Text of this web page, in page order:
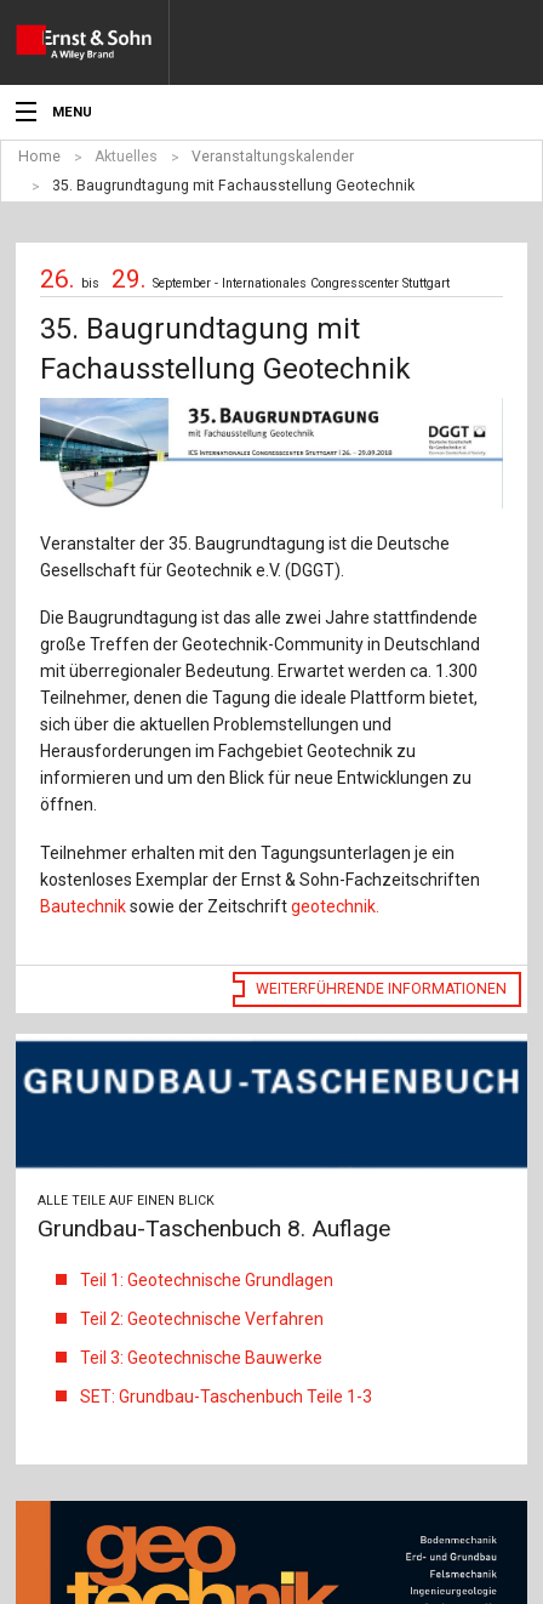
MENU
Aktuelles
Angebote
Fachgebiete
Produkte
Werben
Service
Für Autor:innen
Sprache / Language: DE Sprache / Language: EN
Home Aktuelles
Veranstaltungskalender
35. Baugrundtagung mit Fachausstellung Geotechnik
26. bis 29.September - Internationales Congresscenter Stuttgart
35. Baugrundtagung mit
Fachausstellung Geotechnik
Veranstalter der 35. Baugrundtagung ist die Deutsche
Gesellschaft für Geotechnik e.V. (DGGT).
Die Baugrundtagung ist das alle zwei Jahre stattfindende
große Treffen der Geotechnik-Community in Deutschland
mit überregionaler Bedeutung. Erwartet werden ca. 1.300
Teilnehmer, denen die Tagung die ideale Plattform bietet,
sich über die aktuellen Problemstellungen und
Herausforderungen im Fachgebiet Geotechnik zu
informieren und um den Blick für neue Entwicklungen zu
öffnen.
Teilnehmer erhalten mit den Tagungsunterlagen je ein
kostenloses Exemplar der Ernst & Sohn-Fachzeitschriften
Bautechniksowie der Zeitschriftgeotechnik.
WEITERFÜHRENDE INFORMATIONEN
ALLE TEILE AUF EINEN BLICK
Grundbau-Taschenbuch 8. Auflage
Teil 1: Geotechnische Grundlagen
Teil 2: Geotechnische Verfahren
Teil 3: Geotechnische Bauwerke
SET: Grundbau-Taschenbuch Teile 1-3